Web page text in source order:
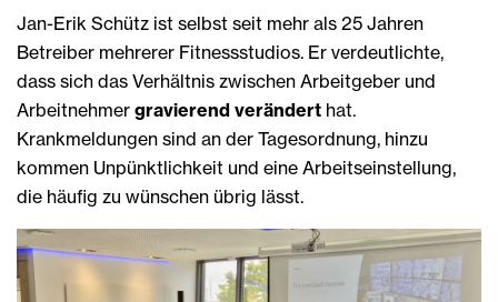
Jan-Erik Schütz ist selbst seit mehr als 25 Jahren
Betreiber mehrerer Fitnessstudios. Er verdeutlichte,
dass sich das Verhältnis zwischen Arbeitgeber und
Arbeitnehmer gravierend verändert hat.
Krankmeldungen sind an der Tagesordnung, hinzu
kommen Unpünktlichkeit und eine Arbeitseinstellung,
die häufig zu wünschen übrig lässt.